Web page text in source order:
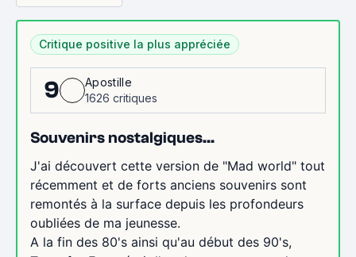
Critique positive la plus appréciée
9
Apostille
1626 critiques
Souvenirs nostalgiques...
J'ai découvert cette version de "Mad world" tout
récemment et de forts anciens souvenirs sont
remontés à la surface depuis les profondeurs
oubliées de ma jeunesse.
A la fin des 80's ainsi qu'au début des 90's,